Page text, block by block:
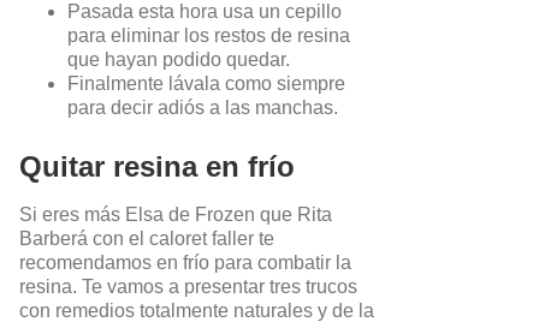
Pasada esta hora usa un cepillo
para eliminar los restos de resina
que hayan podido quedar.
Finalmente lávala como siempre
para decir adiós a las manchas.
Quitar resina en frío
Si eres más Elsa de Frozen que Rita
Barberá con el caloret faller te
recomendamos en frío para combatir la
resina. Te vamos a presentar tres trucos
con remedios totalmente naturales y de la